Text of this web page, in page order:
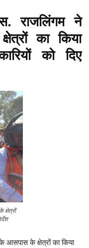
राजलिंगम ने
का किया
को दिए
क्षेत्रों
आसपास के क्षेत्रों का किया